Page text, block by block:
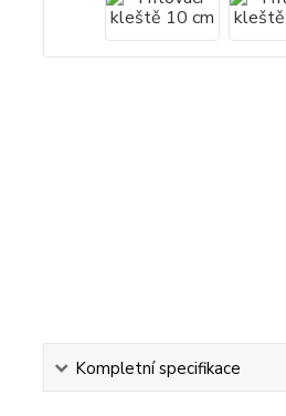
Kompletní specifikace